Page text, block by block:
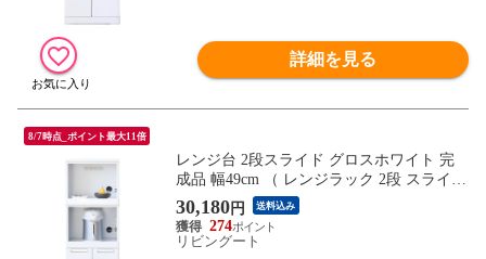
詳細を見る
8/7時点_ポイント最大11倍
レンジ台 2段スライド グロスホワイト 完
成品 幅49cm （ レンジラック 2段 スライド
棚 ラック 収納 家具 家電収納 食器棚 可動
棚 2口コンセント キッチン収納 ホワイト
）
30,180円 送料込み
274
リビングート